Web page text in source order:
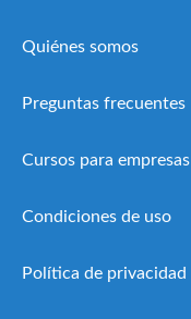
Quiénes somos
Preguntas frecuentes
Cursos para empresas
Condiciones de uso
Política de privacidad